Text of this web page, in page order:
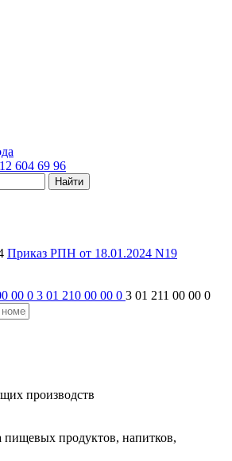
604 69 96
Найти
Приказ РПН от 18.01.2024 N19
00 0 3 01 210 00 00 0 3 01 211 00 00 0
производств
пищевых продуктов, напитков,